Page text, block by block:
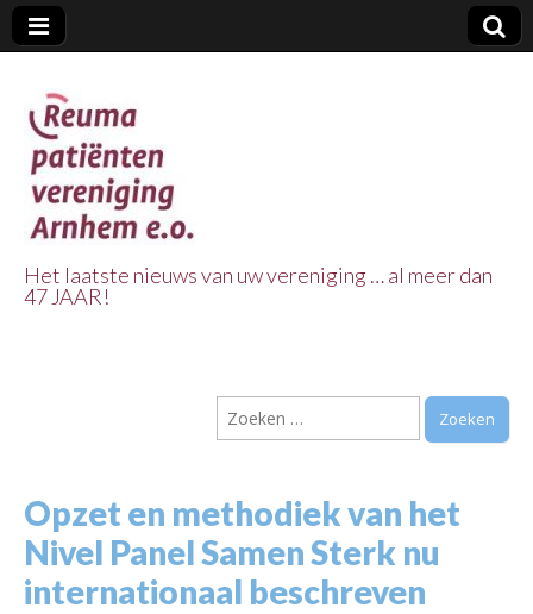
Vereniging
Arnhem e.o.
Het laatste nieuws van uw vereniging … al meer dan
47 JAAR!
Zoeken
naar:
Opzet en methodiek van het
Nivel Panel Samen Sterk nu
internationaal beschreven